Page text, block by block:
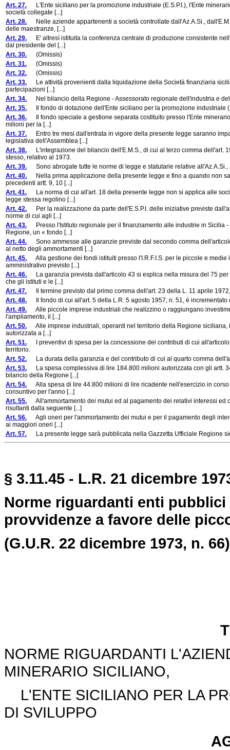
Art. 27. L'Ente siciliano per la promozione industriale (E.S.P.I.), l'Ente
società collegate [...]
Art. 28. Nelle aziende appartenenti a società controllate dall'Az.A.Si.,
delle maestranze, [...]
Art. 29. E' altresì istituita la conferenza centrale di produzione consistente
dal presidente del [...]
Art. 30. (Omissis)
Art. 31. (Omissis)
Art. 32. (Omissis)
Art. 33. Le attività provenienti dalla liquidazione della Società finanziaria
partecipazioni [...]
Art. 34. Nel bilancio della Regione - Assessorato regionale dell'industria e
Art. 35. Il fondo di dotazione dell'Ente siciliano per la promozione industriale
Art. 36. Il fondo speciale a gestione separata costituito presso l'Ente
milioni per la [...]
Art. 37. Entro tre mesi dall'entrata in vigore della presente legge saranno
legislativa dell'Assemblea [...]
Art. 38. L'integrazione del bilancio dell'E.M.S., di cui al terzo comma dell'art.
stesso, relativo al 1973.
Art. 39. Sono abrogate tutte le norme di legge e statutarie relative all'Az.A.Si.,
Art. 40. Nella prima applicazione della presente legge e fino a quando non
precedenti artt. 9, 10 [...]
Art. 41. La norma di cui all'art. 18 della presente legge non si applica alle
legge stessa regolino [...]
Art. 42. Per la realizzazione da parte dell'E.S.P.I. delle iniziative previste
norme di cui agli [...]
Art. 43. Presso l'Istituto regionale per il finanziamento alle industrie in Sicilia -
Regione, un « fondo [...]
Art. 44. Sono ammesse alle garanzie previste dal secondo comma
al netto degli ammortamenti [...]
Art. 45. Alla gestione dei fondi istituiti presso l'I.R.F.I.S. per le piccole e
amministrativo previsto [...]
Art. 46. La garanzia prevista dall'articolo 43 si esplica nella misura del 75
che gli istituti e le [...]
Art. 47. Il termine previsto dal primo comma dell'art. 23 della L. 11 aprile
Art. 48. Il fondo di cui all'art. 5 della L.R. 5 agosto 1957, n. 51, è
Art. 49. Alle piccole imprese industriali che realizzino o raggiungano
l'ampliamento, il [...]
Art. 50. Alle imprese industriali, operanti nel territorio della Regione siciliana,
autorizzata a [...]
Art. 51. I preventivi di spesa per la concessione dei contributi di cui
territorio.
Art. 52. La durata della garanzia e del contributo di cui al quarto comma
Art. 53. La spesa complessiva di lire 184.800 milioni autorizzata con gli artt.
bilancio della Regione [...]
Art. 54. Alla spesa di lire 44.800 milioni di lire ricadente nell'esercizio in
consuntivo per l'anno [...]
Art. 55. All'ammortamento dei mutui ed al pagamento dei relativi interessi ed
risultanti dalla seguente [...]
Art. 56. Agli oneri per l'ammortamento dei mutui e per il pagamento degli
ai maggiori oneri [...]
Art. 57. La presente legge sarà pubblicata nella Gazzetta Ufficiale Regione
§ 3.11.45 - L.R. 21 dicembre
Norme riguardanti enti
provvidenze a favore delle
(G.U.R. 22 dicembre 1973, n.
NORME RIGUARDANTI
MINERARIO SICILIANO,
L'ENTE SICILIANO PER LA
DI SVILUPPO